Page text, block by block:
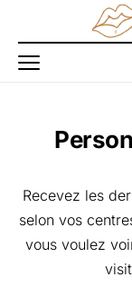
Recevez les
selon vos
vous voulez